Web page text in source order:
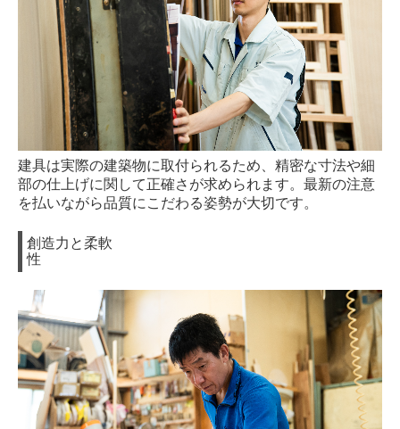
建具は実際の建築物に取付られるため、精密な寸法や細
部の仕上げに関して正確さが求められます。最新の注意
を払いながら品質にこだわる姿勢が大切です。
創造力と柔軟
性